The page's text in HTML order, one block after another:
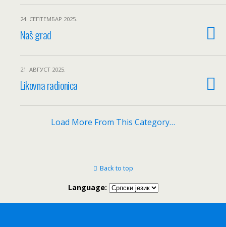
24. СЕПТЕМБАР 2025.
Naš grad
21. АВГУСТ 2025.
Likovna radionica
Load More From This Category…
Back to top
Language: